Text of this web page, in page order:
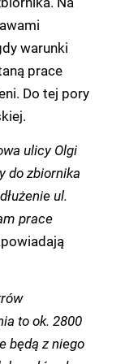
warunki
prace
Do tej pory
ulicy Olgi
do zbiornika
ul.
prace
to ok. 2800
będą z niego